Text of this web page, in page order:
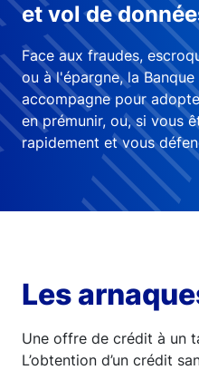
et vol de
Face aux fraudes,
ou à l'épargne, la
accompagne pour
en prémunir, ou, si vous
rapidement et vous
Les
Une offre de crédit à un
L’obtention d’un crédit